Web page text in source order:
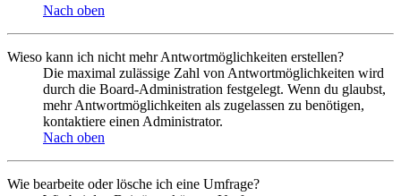
Nach oben
Wieso kann ich nicht mehr Antwortmöglichkeiten erstellen?
Die maximal zulässige Zahl von Antwortmöglichkeiten wird
durch die Board-Administration festgelegt. Wenn du glaubst,
mehr Antwortmöglichkeiten als zugelassen zu benötigen,
kontaktiere einen Administrator.
Nach oben
Wie bearbeite oder lösche ich eine Umfrage?